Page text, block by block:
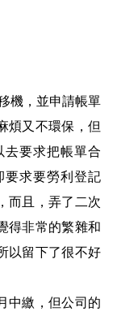
機，並申請帳單
煩又不環保，但
去要求把帳單合
要求要勞利登記
而且，弄了二次
得非常的繁雜和
以留下了很不好
中繳，但公司的